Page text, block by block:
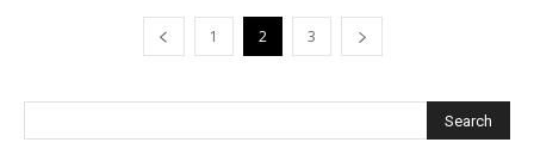
1 2 3